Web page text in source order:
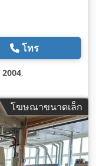
โทร
2004,
โฆษณาขนาดเล็ก